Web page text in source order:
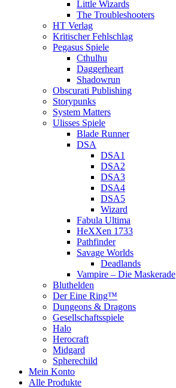
Little Wizards
The Troubleshooters
HT Verlag
Kritischer Fehlschlag
Pegasus Spiele
Cthulhu
Daggerheart
Shadowrun
Obscurati Publishing
Storypunks
System Matters
Ulisses Spiele
Blade Runner
DSA
DSA1
DSA2
DSA3
DSA4
DSA5
Wizard
Fabula Ultima
HeXXen 1733
Pathfinder
Savage Worlds
Deadlands
Vampire – Die Maskerade
Bluthelden
Der Eine Ring™
Dungeons & Dragons
Gesellschaftsspiele
Halo
Herocraft
Midgard
Spherechild
Mein Konto
Alle Produkte